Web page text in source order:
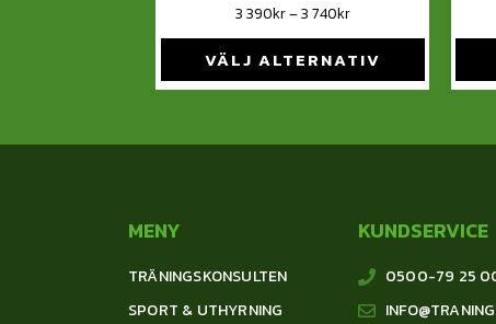
3 390kr–3 740kr
VÄLJ ALTERNATIV
MENY
TRÄNINGSKONSULTEN
SPORT & UTHYRNING
KUNDSERVICE
0500-79 25